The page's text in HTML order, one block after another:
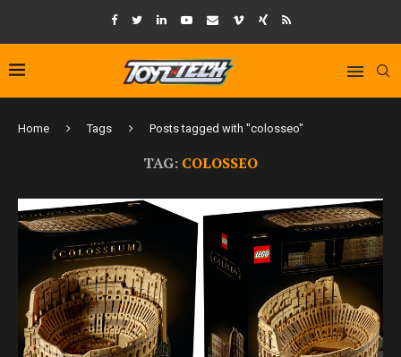
Home Tags Posts tagged with "colosseo"
TAG: COLOSSEO